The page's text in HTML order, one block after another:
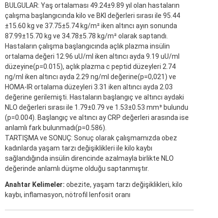
BULGULAR: Yaş ortalaması 49.24±9.89 yıl olan hastaların
çalışma başlangıcında kilo ve BKI değerleri sırası ile 95.44
±15.60 kg ve 37.75±5.74 kg/m² iken altıncı ayın sonunda
87.99±15.70 kg ve 34.78±5.78 kg/m² olarak saptandı.
Hastaların çalışma başlangıcında açlık plazma insülin
ortalama değeri 12.96 uU/ml iken altıncı ayda 9.19 uU/ml
düzeyine(p=0.015), açlık plazma c peptid düzeyleri 2.74
ng/ml iken altıncı ayda 2.29 ng/ml değerine(p=0,021) ve
HOMA-IR ortalama düzeyleri 3.31 iken altıncı ayda 2.03
değerine gerilemişti. Hastaların başlangıç ve altıncı aydaki
NLO değerleri sırası ile 1.79±0.79 ve 1.53±0.53 mm³ bulundu
(p=0.004). Başlangıç ve altıncı ay CRP değerleri arasında ise
anlamlı fark bulunmadı(p=0.586).
TARTIŞMA ve SONUÇ: Sonuç olarak çalışmamızda obez
kadınlarda yaşam tarzı değişiklikleri ile kilo kaybı
sağlandığında insülin direncinde azalmayla birlikte NLO
değerinde anlamlı düşme olduğu saptanmıştır.
Anahtar Kelimeler: obezite, yaşam tarzı değişiklikleri, kilo
kaybı, inflamasyon, nötrofil lenfosit oranı